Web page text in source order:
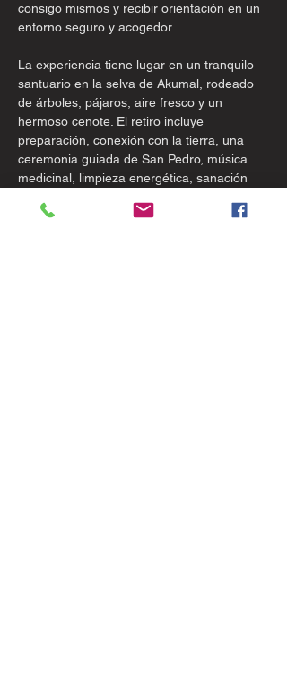
consigo mismos y recibir orientación en un
entorno seguro y acogedor.
La experiencia tiene lugar en un tranquilo
santuario en la selva de Akumal, rodeado
de árboles, pájaros, aire fresco y un
hermoso cenote. El retiro incluye
preparación, conexión con la tierra, una
ceremonia guiada de San Pedro, música
medicinal, limpieza energética, sanación
integración.